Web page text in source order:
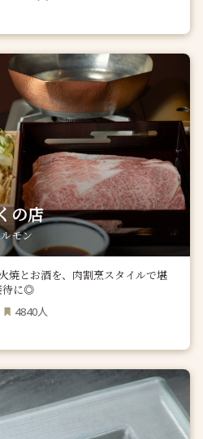
の店
モン
焼とお酒を、肉割烹スタイルで堪
待に◎
4840人